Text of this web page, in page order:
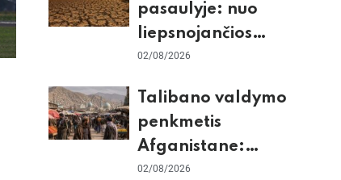
pasaulyje: nuo
liepsnojančios
Europos iki
Antarktidos
paradokso
02/08/2026
Talibano valdymo
penkmetis
Afganistane:
Briuselio vizito
02/08/2026